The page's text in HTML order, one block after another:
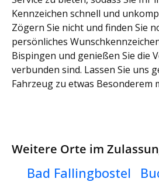
Kennzeichen schnell und
Zögern Sie nicht und finden Sie
persönliches
Bispingen und genießen Sie die
verbunden sind. Lassen Sie uns
Fahrzeug zu etwas Besonderem
Weitere Orte im
Bad Fallingbostel